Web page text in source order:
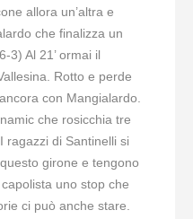
allora un’altra e
che finalizza un
3) Al 21’ ormai il
Rotto e perde
con Mangialardo.
che rosicchia tre
ragazzi di Santinelli si
girone e tengono
uno stop che
ci può anche stare.